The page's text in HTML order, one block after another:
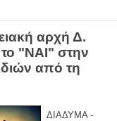
αρχή Δ.
"ΝΑΙ" στην
από τη
ΔΙΑΔΥΜΑ -